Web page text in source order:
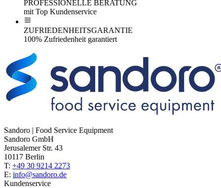
PROFESSIONELLE BERATUNG
mit Top Kundenservice
ZUFRIEDENHEITSGARANTIE
100% Zufriedenheit garantiert
Sandoro | Food Service Equipment
Sandoro GmbH
Jerusalemer Str. 43
10117 Berlin
T: +49 30 9214 2273
E: info@sandoro.de
Kundenservice